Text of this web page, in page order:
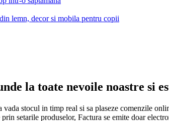
lemn, decor si mobila pentru copii
la toate nevoile noastre si
vada stocul in timp real si sa plaseze comenzile
prin setarile produselor, Factura se emite doar